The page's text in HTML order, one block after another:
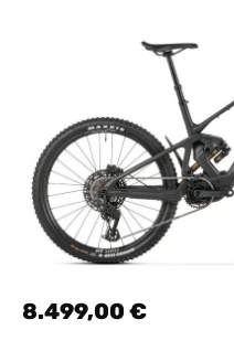
Regulärer Preis:
8.499,00 €